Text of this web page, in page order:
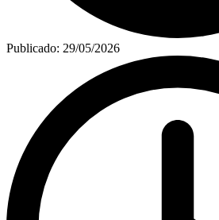
Publicado: 29/05/2026